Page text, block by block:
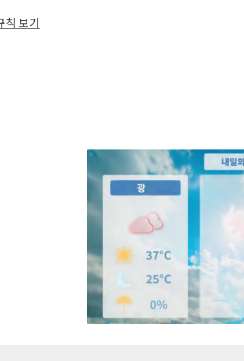
칙 보기